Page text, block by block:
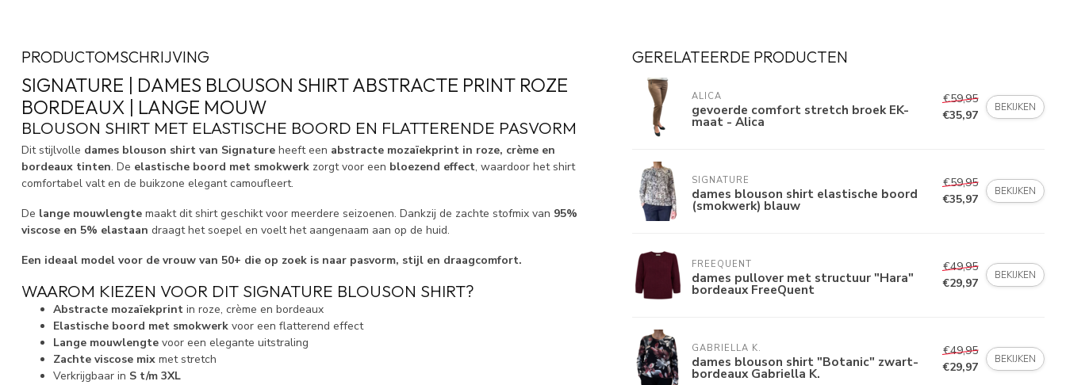
PRODUCTOMSCHRIJVING
SIGNATURE | DAMES BLOUSON SHIRT ABSTRACTE PRINT ROZE
BORDEAUX | LANGE MOUW
BLOUSON SHIRT MET ELASTISCHE BOORD EN FLATTERENDE PASVORM
Dit stijlvolle dames blouson shirt van Signature heeft een abstracte mozaïekprint in roze, crème en
bordeaux tinten. De elastische boord met smokwerk zorgt voor een bloezend effect, waardoor het shirt
comfortabel valt en de buikzone elegant camoufleert.
De lange mouwlengte maakt dit shirt geschikt voor meerdere seizoenen. Dankzij de zachte stofmix van 95%
viscose en 5% elastaan draagt het soepel en voelt het aangenaam aan op de huid.
Een ideaal model voor de vrouw van 50+ die op zoek is naar pasvorm, stijl en draagcomfort.
WAAROM KIEZEN VOOR DIT SIGNATURE BLOUSON SHIRT?
Abstracte mozaïekprint in roze, crème en bordeaux
Elastische boord met smokwerk voor een flatterend effect
Lange mouwlengte voor een elegante uitstraling
Zachte viscose mix met stretch
Verkrijgbaar in S t/m 3XL
GERELATEERDE PRODUCTEN
ALICA
gevoerde comfort stretch broek EK-
maat - Alica
€59,95
€35,97
BEKIJKEN
SIGNATURE
dames blouson shirt elastische boord
(smokwerk) blauw
€59,95
€35,97
BEKIJKEN
FREEQUENT
dames pullover met structuur "Hara"
bordeaux FreeQuent
€49,95
€29,97
BEKIJKEN
GABRIELLA K.
dames blouson shirt "Botanic" zwart-
bordeaux Gabriella K.
€49,95
€29,97
BEKIJKEN